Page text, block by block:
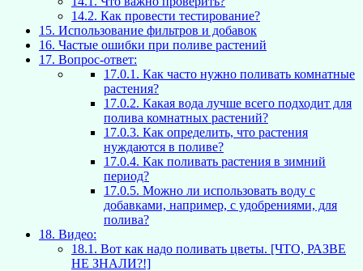
14.2. Как провести тестирование?
15. Использование фильтров и добавок
16. Частые ошибки при поливе растений
17. Вопрос-ответ:
17.0.1. Как часто нужно поливать комнатные
растения?
17.0.2. Какая вода лучше всего подходит для
полива комнатных растений?
17.0.3. Как определить, что растения
нуждаются в поливе?
17.0.4. Как поливать растения в зимний
период?
17.0.5. Можно ли использовать воду с
добавками, например, с удобрениями, для
полива?
18. Видео:
18.1. Вот как надо поливать цветы. [ЧТО, РАЗВЕ
НЕ ЗНАЛИ?!]